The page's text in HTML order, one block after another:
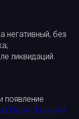
негативный, без
ликвидаций.
появление
Street Journal+1